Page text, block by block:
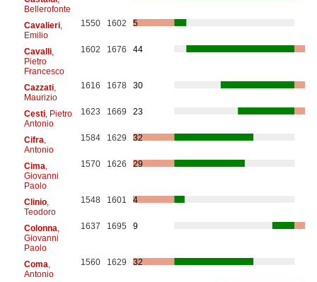
Bellerofonte
Cavalieri,
Emilio
1550 1602 5
Cavalli,
Pietro
Francesco
1602 1676 44
Cazzati,
Maurizio
1616 1678 30
Cesti, Pietro
Antonio
1623 1669 23
Cifra
Antonio
1584 1629 32
Cima
Giovanni
Paolo
1570 1626 29
Clinio,
Teodoro
1548 1601 4
Colonna
Giovanni
Paolo
1637 1695 9
Coma
Antonio
1560 1629 32